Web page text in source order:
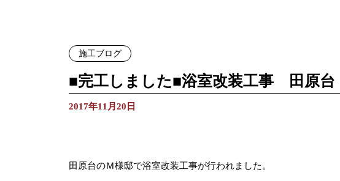
施工ブログ
■完工しました■浴室改装工事 田原
2017年11月20日
田原台のＭ様邸で浴室改装工事が行われました。